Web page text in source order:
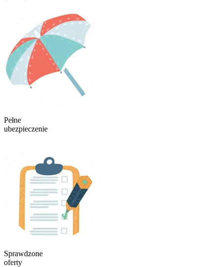
Pełne
ubezpieczenie
Sprawdzone
oferty